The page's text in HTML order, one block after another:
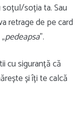
soția ta. Sau
retrage de pe card
pedeapsa”.
cu siguranță că
și îți te calcă